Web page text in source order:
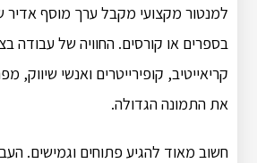
למנטור מקצועי מקבל ערך מוסף אדיר
בספרים או קורסים. החוויה של עבודה
קריאייטיב, קופירייטרים ואנשי שיווק,
את התמונה הגדולה.
חשוב מאוד להגיע פתוחים וגמישים.